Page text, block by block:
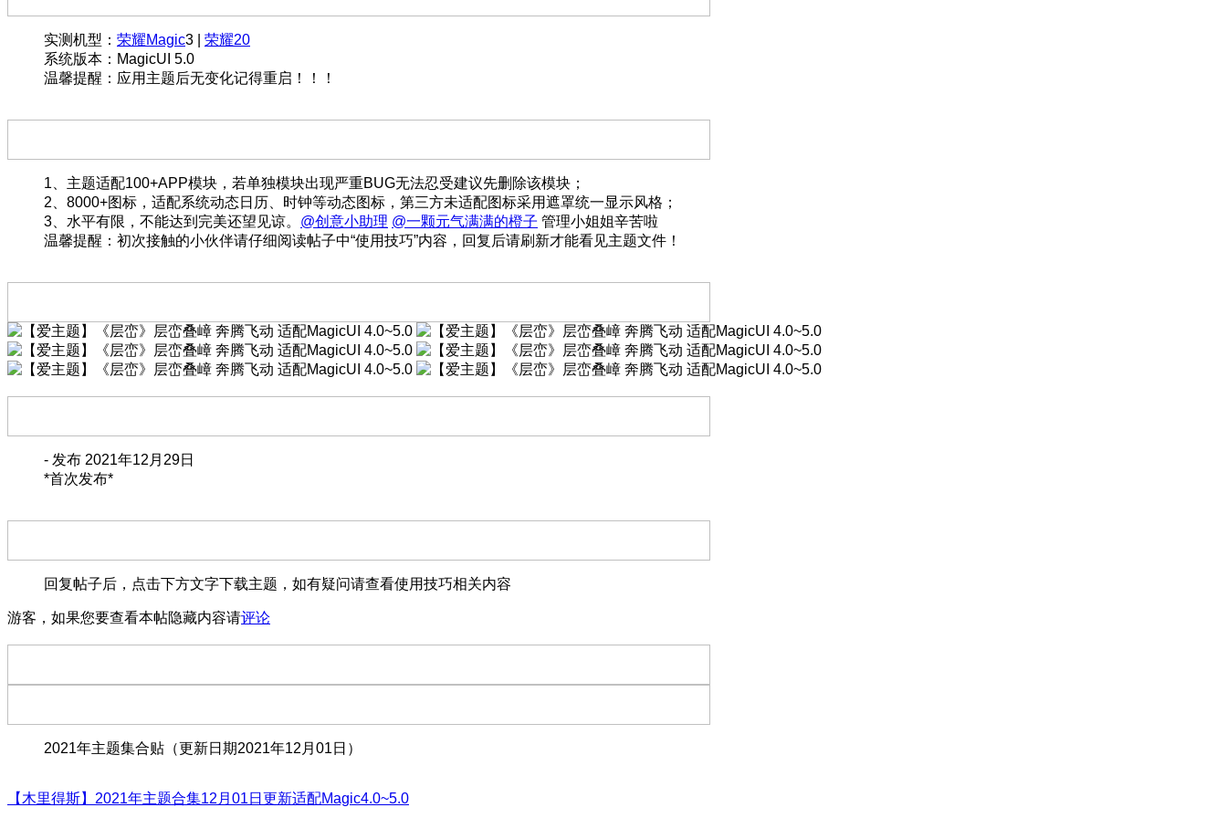
实测机型： 荣耀Magic3 | 荣耀20
系统版本：MagicUI 5.0
温馨提醒：应用主题后无变化记得重启！！！
1、主题适配100+APP模块，若单独模块出现严重BUG无法忍受建议先删除该模块；
2、8000+图标，适配系统动态日历、时钟等动态图标，第三方未适配图标采用遮罩统一显示风格；
3、水平有限，不能达到完美还望见谅。 @创意小助理 @一颗元气满满的橙子 管理小姐姐辛苦啦
温馨提醒：初次接触的小伙伴请仔细阅读帖子中“使用技巧”内容，回复后请刷新才能看见主题文件！
- 发布 2021年12月29日
*首次发布*
回复帖子后，点击下方文字下载主题，如有疑问请查看使用技巧相关内容
游客，如果您要查看本帖隐藏内容请评论
2021年主题集合贴（更新日期2021年12月01日）
【木里得斯】2021年主题合集12月01日更新适配Magic4.0~5.0